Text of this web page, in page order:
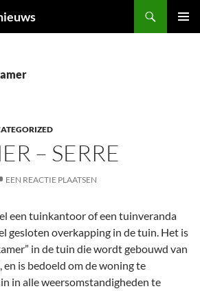
– SERRE
EEN REACTIE PLAATSEN
een tuinkantoor of een tuinveranda
gesloten overkapping in de tuin. Het is
in de tuin die wordt gebouwd van
is bedoeld om de woning te
in alle weersomstandigheden te